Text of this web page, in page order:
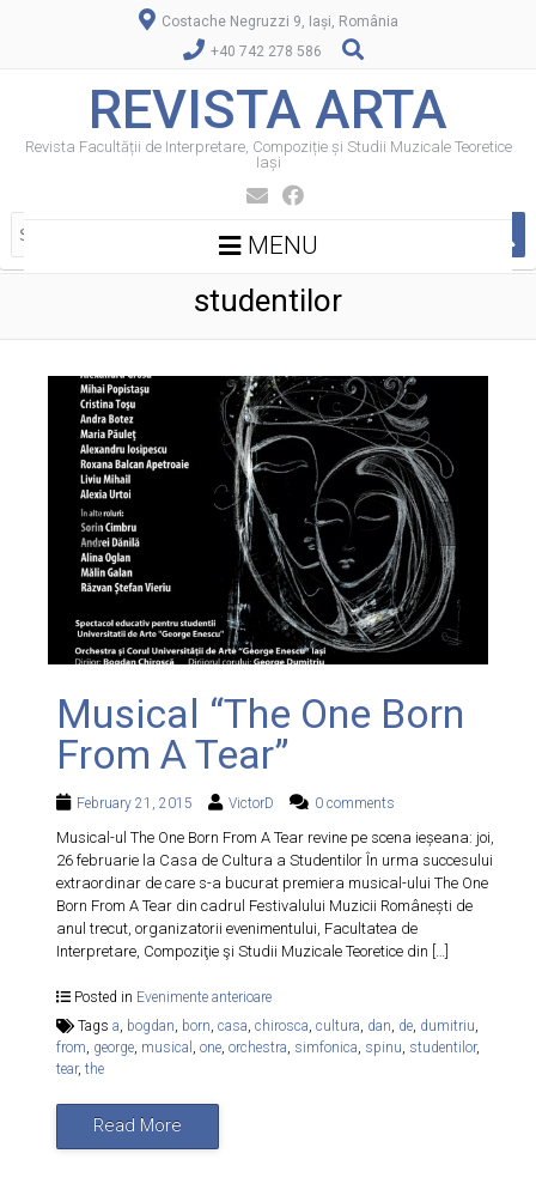
Costache Negruzzi 9, Iași, România
+40 742 278 586
REVISTA ARTA
Revista Facultății de Interpretare, Compoziție și Studii Muzicale Teoretice
Iași
MENU
studentilor
Musical “The One Born
From A Tear”
February 21, 2015 VictorD 0 comments
Musical-ul The One Born From A Tear revine pe scena ieșeana: joi,
26 februarie la Casa de Cultura a Studentilor În urma succesului
extraordinar de care s-a bucurat premiera musical-ului The One
Born From A Tear din cadrul Festivalului Muzicii Românești de
anul trecut, organizatorii evenimentului, Facultatea de
Interpretare, Compoziţie şi Studii Muzicale Teoretice din […]
Posted in Evenimente anterioare
Tagsa bogdan born ,casa ,chirosca ,cultura dan de dumitriu
from george musical ,one ,orchestra simfonica spinu studentilor,
tear,the
Read More